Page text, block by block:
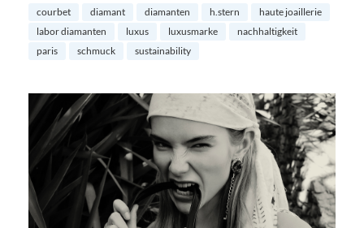
courbet diamant diamanten h.stern
haute joaillerie
labor diamanten
luxus luxusmarke
nachhaltigkeit
paris
schmuck sustainability